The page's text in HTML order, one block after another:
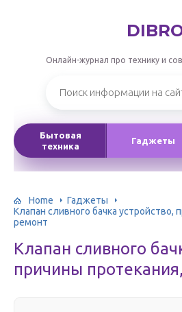
Онлайн-журнал про технику и
Бытовая
техника
Гаджеты
Home
Гаджеты
Клапан сливного бачка устройство,
ремонт
Клапан сливного
причины